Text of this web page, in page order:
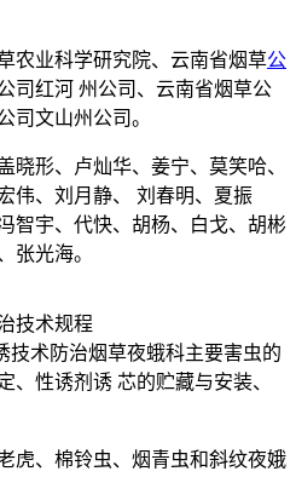
农业科学研究院、云南省烟草公
司红河 州公司、云南省烟草公
司文山州公司。
晓形、卢灿华、姜宁、莫笑哈、
伟、刘月静、 刘春明、夏振
智宇、代快、胡杨、白戈、胡彬
张光海。
技术规程
技术防治烟草夜蛾科主要害虫的
、性诱剂诱 芯的贮藏与安装、
虎、棉铃虫、烟青虫和斜纹夜娥